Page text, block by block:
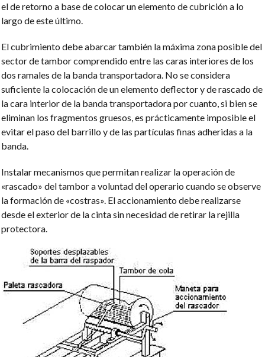
el de retorno a base de colocar un elemento de cubrición a lo
largo de este último.
El cubrimiento debe abarcar también la máxima zona posible del
sector de tambor comprendido entre las caras interiores de los
dos ramales de la banda transportadora. No se considera
suficiente la colocación de un elemento deflector y de rascado de
la cara interior de la banda transportadora por cuanto, si bien se
eliminan los fragmentos gruesos, es prácticamente imposible el
evitar el paso del barrillo y de las partículas finas adheridas a la
banda.
Instalar mecanismos que permitan realizar la operación de
«rascado» del tambor a voluntad del operario cuando se observe
la formación de «costras». El accionamiento debe realizarse
desde el exterior de la cinta sin necesidad de retirar la rejilla
protectora.